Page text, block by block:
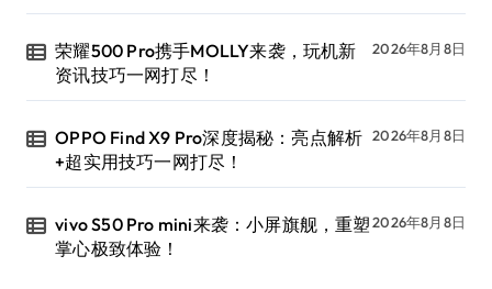
荣耀500 Pro携手MOLLY来袭，玩机新
资讯技巧一网打尽！
2026年8月8日
OPPO Find X9 Pro深度揭秘：亮点解析
+超实用技巧一网打尽！
2026年8月8日
vivo S50 Pro mini来袭：小屏旗舰，重塑
掌心极致体验！
2026年8月8日